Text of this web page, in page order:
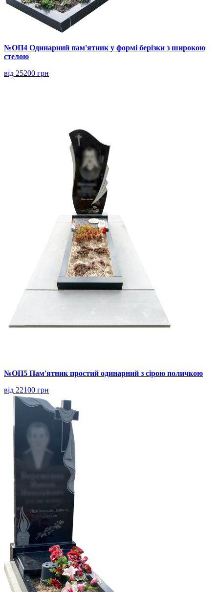
№ОП4 Одинарний пам'ятник у формі берізки з широкою
стелою
від 25200 грн
№ОП5 Пам'ятник простий одинарний з сірою поличкою
від 22100 грн